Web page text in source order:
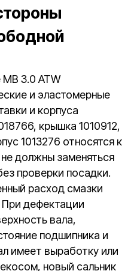
MB 3.0 ATW
и эластомерные
и корпуса
крышка 1010912,
1013276 относятся к
должны заменяться
проверки посадки.
расход смазки
дефектации
вала,
подшипника и
имеет выработку или
новый сальник